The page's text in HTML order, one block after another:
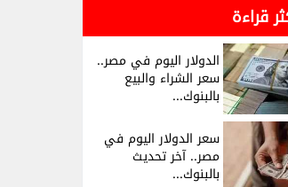
قراءة
الدولار اليوم في مصر..
سعر الشراء والبيع
بالبنوك...
سعر الدولار اليوم في
مصر.. آخر تحديث
بالبنوك...